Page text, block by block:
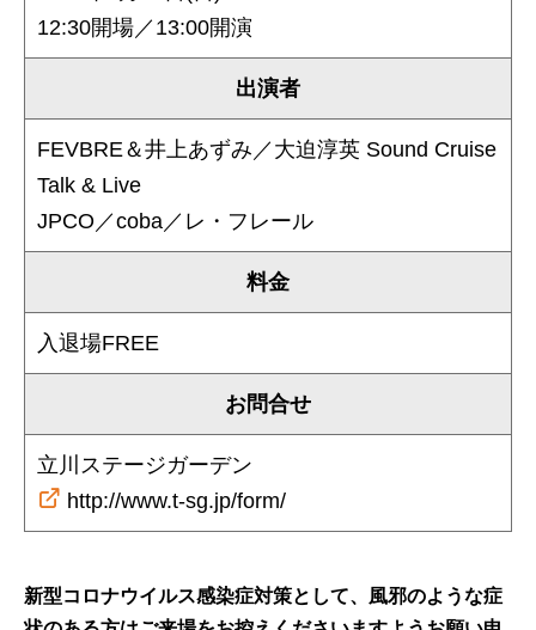
12:30開場／13:00開演
出演者
FEVBRE＆井上あずみ／大迫淳英 Sound Cruise
Talk & Live
JPCO／coba／レ・フレール
料金
入退場FREE
お問合せ
立川ステージガーデン
http://www.t-sg.jp/form/
新型コロナウイルス感染症対策として、風邪のような症